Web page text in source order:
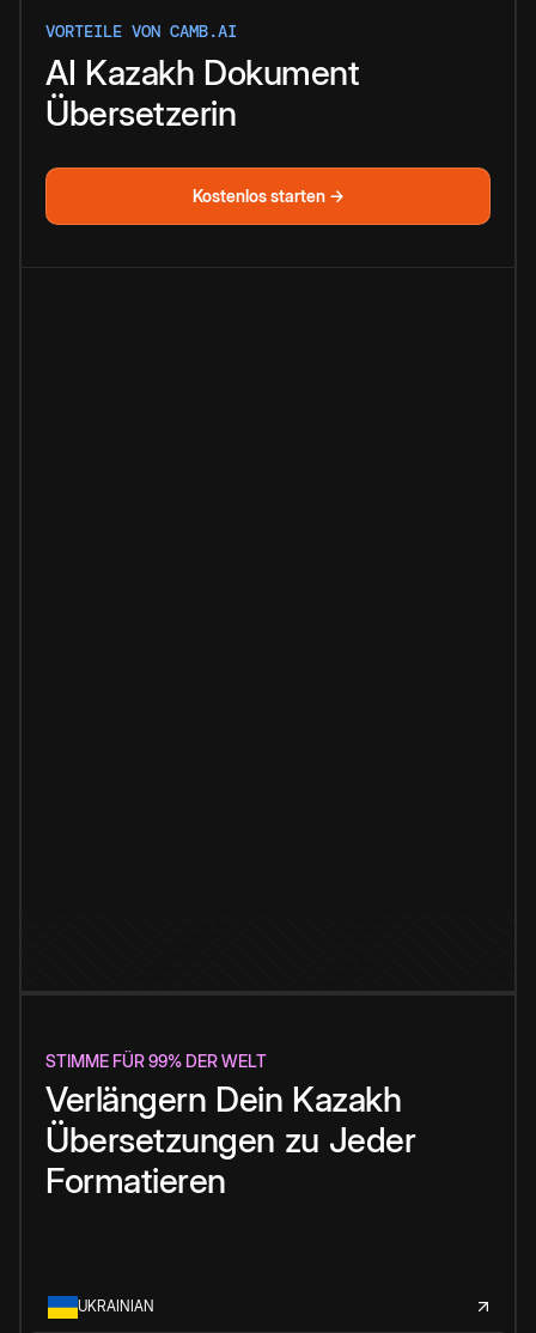
VORTEILE VON CAMB.AI
AI Kazakh Dokument
Übersetzerin
Kostenlos starten →
STIMME FÜR 99% DER WELT
Verlängern Dein Kazakh
Übersetzungen zu Jeder
Formatieren
UKRAINIAN